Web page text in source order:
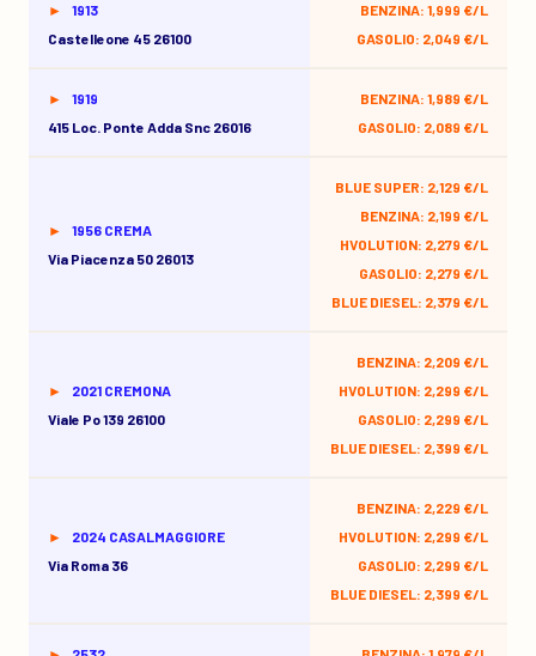
1913
Castelleone 45 26100
BENZINA: 1,999 €/L
GASOLIO: 2,049 €/L
1919
415 Loc. Ponte Adda Snc 26016
BENZINA: 1,989 €/L
GASOLIO: 2,089 €/L
1956 CREMA
Via Piacenza 50 26013
BLUE SUPER: 2,129 €/L
BENZINA: 2,199 €/L
HVOLUTION: 2,279 €/L
GASOLIO: 2,279 €/L
BLUE DIESEL: 2,379 €/L
2021 CREMONA
Viale Po 139 26100
BENZINA: 2,209 €/L
HVOLUTION: 2,299 €/L
GASOLIO: 2,299 €/L
BLUE DIESEL: 2,399 €/L
2024 CASALMAGGIORE
Via Roma 36
BENZINA: 2,229 €/L
HVOLUTION: 2,299 €/L
GASOLIO: 2,299 €/L
BLUE DIESEL: 2,399 €/L